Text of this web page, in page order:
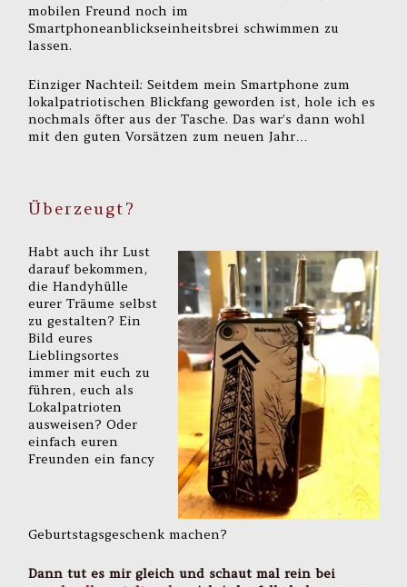
mobilen Freund noch im
Smartphoneanblickseinheitsbrei schwimmen zu
lassen.
Einziger Nachteil: Seitdem mein Smartphone zum
lokalpatriotischen Blickfang geworden ist, hole ich es
nochmals öfter aus der Tasche. Das war’s dann wohl
mit den guten Vorsätzen zum neuen Jahr…
Überzeugt?
Habt auch ihr Lust
darauf bekommen,
die Handyhülle
eurer Träume selbst
zu gestalten? Ein
Bild eures
Lieblingsortes
immer mit euch zu
führen, euch als
Lokalpatrioten
ausweisen? Oder
einfach euren
Freunden ein fancy
Geburtstagsgeschenk machen?
Dann tut es mir gleich und schaut mal rein bei